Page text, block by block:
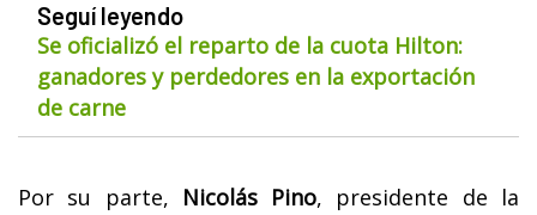
Seguí leyendo
Se oficializó el reparto de la cuota Hilton:
ganadores y perdedores en la exportación
de carne
Por su parte, Nicolás Pino, presidente de la